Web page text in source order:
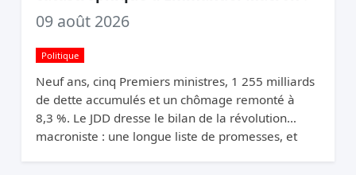
09 août 2026
Politique
Neuf ans, cinq Premiers ministres, 1 255 milliards
de dette accumulés et un chômage remonté à
8,3 %. Le JDD dresse le bilan de la révolution
macroniste : une longue liste de promesses, et